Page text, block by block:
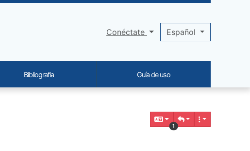
1
Conéctate Español
Bibliografia Guía de uso